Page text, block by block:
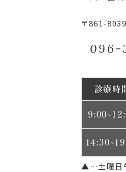
〒861-8039
096-
診療時
▲…土曜日